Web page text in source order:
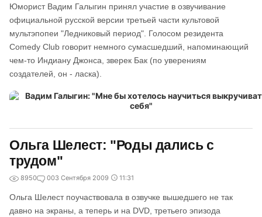
Юморист Вадим Галыгин принял участие в озвучивание
официальной русской версии третьей части культовой
мультэпопеи "Ледниковый период". Голосом резидента
Comedy Club говорит немного сумасшедший, напоминающий
чем-то Индиану Джонса, зверек Бак (по уверениям
создателей, он - ласка).
Ольга Шелест: "Роды дались с
трудом"
8950 003 Сентября 2009 11:31
Ольга Шелест поучаствовала в озвучке вышедшего не так
давно на экраны, а теперь и на DVD, третьего эпизода